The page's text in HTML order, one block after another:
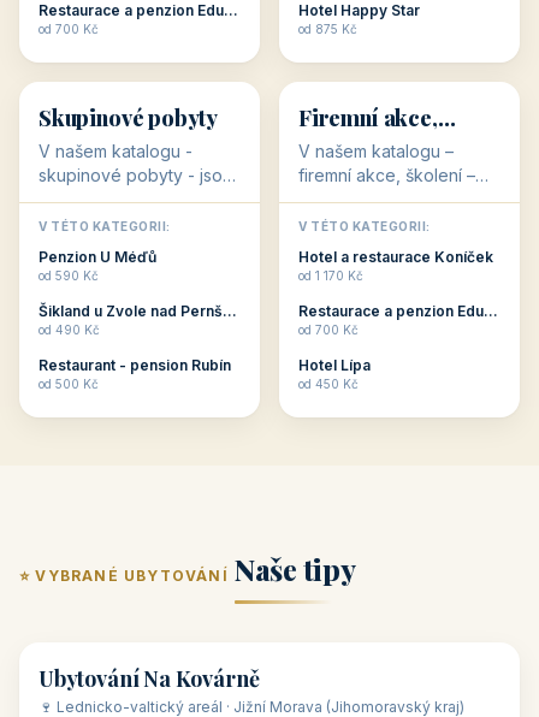
Restaurace a penzion Eduard
od 700 Kč
Hotel Happy Star
od 875 Kč
👥
👥
32 objektů
Skupinové pobyty
V našem katalogu -
skupinové pobyty - jsou
pro Vás připraveny
objekty, které nabízí
ubytování skupin v
penzionech, hotelích a
Budete překva...
V TÉTO KATEGORII:
Penzion U Méďů
od 590 Kč
Šikland u Zvole nad Pernštejnem
od 490 Kč
Restaurant - pension Rubín
od 500 Kč
💼
💼
31 objektů
Firemní akce,
školení
V našem katalogu –
firemní akce, školení –
jsou pro Vás připraveny
objekty, které mají
zkušenosti pořádat i
menší firemní akce a
ob...
V TÉTO KATEGORII:
Hotel a restaurace Koníček
od 1 170 Kč
Restaurace a penzion Eduard
od 700 Kč
Hotel Lípa
od 450 Kč
⭐ VYBRANÉ UBYTOVÁNÍ Naše tipy
🏡 penzion
Ubytování Na Kovárně
🍷 Lednicko-valtický areál · Jižní Morava (Jihomoravský kraj)